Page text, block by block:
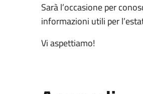
Sarà l’occasione per
informazioni utili per
Vi aspettiamo!